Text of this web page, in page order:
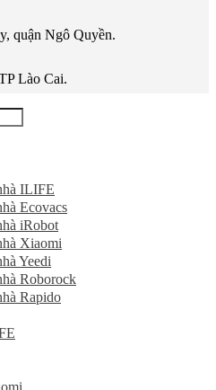
quận Ngô Quyền.
Lào Cai.
ILIFE
Ecovacs
iRobot
Xiaomi
Yeedi
Roborock
Rapido